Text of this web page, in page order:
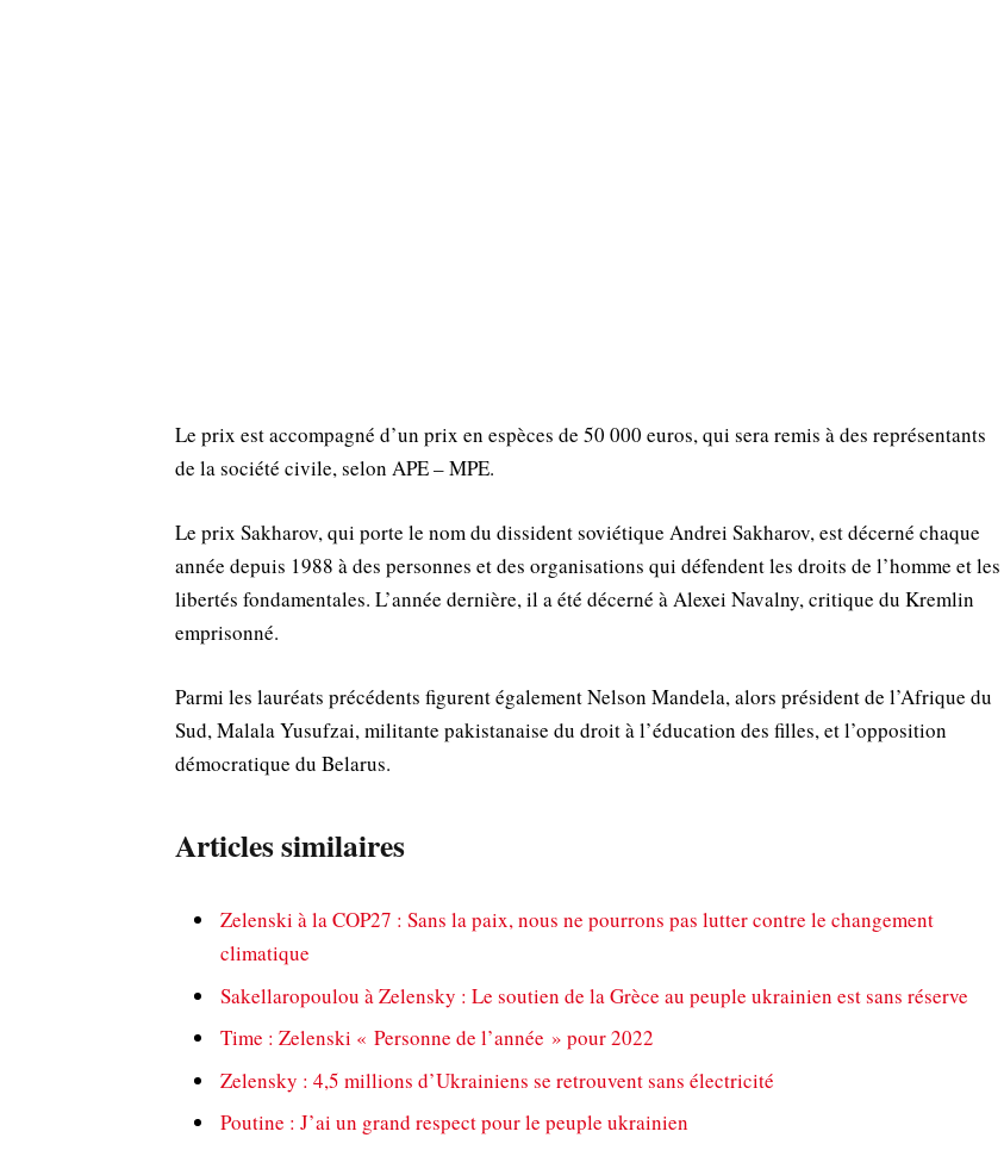
Le prix est accompagné d’un prix en espèces de 50 000 euros, qui sera remis à des représentants
de la société civile, selon APE – MPE.
Le prix Sakharov, qui porte le nom du dissident soviétique Andrei Sakharov, est décerné chaque
année depuis 1988 à des personnes et des organisations qui défendent les droits de l’homme et les
libertés fondamentales. L’année dernière, il a été décerné à Alexei Navalny, critique du Kremlin
emprisonné.
Parmi les lauréats précédents figurent également Nelson Mandela, alors président de l’Afrique du
Sud, Malala Yusufzai, militante pakistanaise du droit à l’éducation des filles, et l’opposition
démocratique du Belarus.
Articles similaires
Zelenski à la COP27 : Sans la paix, nous ne pourrons pas lutter contre le changement
climatique
Sakellaropoulou à Zelensky : Le soutien de la Grèce au peuple ukrainien est sans réserve
Time : Zelenski « Personne de l’année » pour 2022
Zelensky : 4,5 millions d’Ukrainiens se retrouvent sans électricité
Poutine : J’ai un grand respect pour le peuple ukrainien